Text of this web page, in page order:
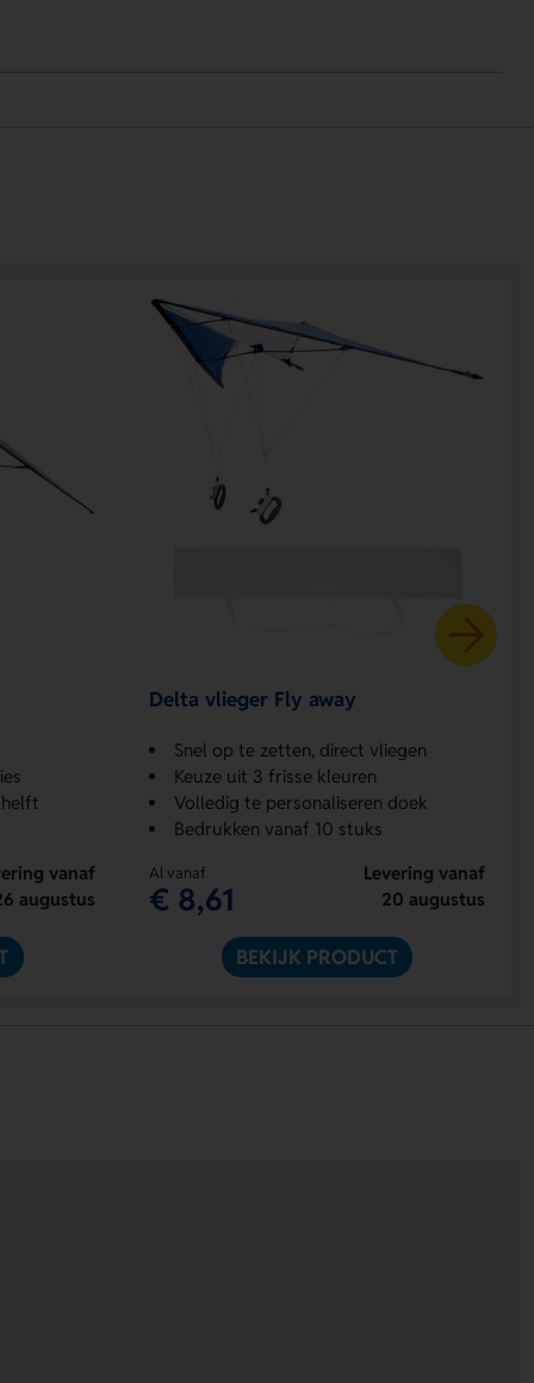
vanaf
augustus
Delta vlieger Fly away
Snel op te zetten, direct vliegen
Keuze uit 3 frisse kleuren
Volledig te personaliseren doek
Bedrukken vanaf 10 stuks
Al vanaf
€ 8,61
Levering vanaf
20 augustus
BEKIJK PRODUCT